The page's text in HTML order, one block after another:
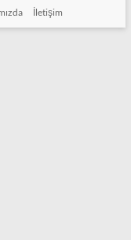
İletişim